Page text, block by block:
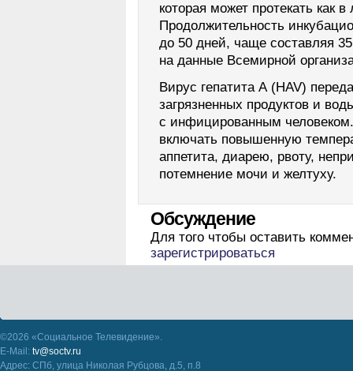
которая может протекать как
Продолжительность
до 50 дней, чаще составляя
на данные Всемирной
Вирус гепатита А (HAV)
загрязненных продуктов и
с инфицированным
включать повышенную
аппетита, диарею, рвоту,
потемнение мочи и желтуху.
Обсуждение
Для того чтобы оставить
зарегистрироваться
©2026 «Социальное Телевидение».
E-Mail: tv@soctv.ru
Адрес: СПб, улица Николая Рубцова, д.5, п.8